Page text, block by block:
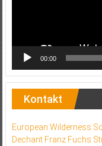
00:00
Kontakt
European Wilderness
Dechant Franz Fuchs